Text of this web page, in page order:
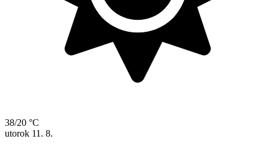
38/20 °C
utorok 11. 8.